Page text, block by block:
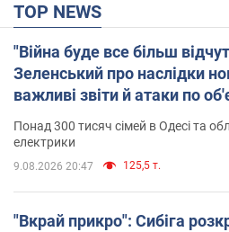
TOP NEWS
"Війна буде все більш
Зеленський про наслідки
важливі звіти й атаки по
Понад 300 тисяч сімей в Одесі та
електрики
9.08.2026 20:47 125,5 т.
"Вкрай прикро": Сибіга